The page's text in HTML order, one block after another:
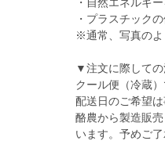
・プラスチック
※通常、写真のよ
▼注文に際しての
クール便（冷蔵）
配送日のご希望は
酪農から製造販
います。予めご了